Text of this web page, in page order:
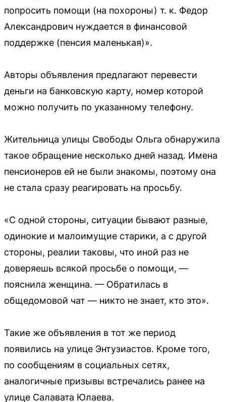
попросить помощи (на похороны) т. к. Федор
Александрович нуждается в финансовой
поддержке (пенсия маленькая)».
Авторы объявления предлагают перевести
деньги на банковскую карту, номер которой
можно получить по указанному телефону.
Жительница улицы Свободы Ольга обнаружила
такое обращение несколько дней назад. Имена
пенсионеров ей не были знакомы, поэтому она
не стала сразу реагировать на просьбу.
«С одной стороны, ситуации бывают разные,
одинокие и малоимущие старики, а с другой
стороны, реалии таковы, что иной раз не
доверяешь всякой просьбе о помощи, —
пояснила женщина. — Обратилась в
общедомовой чат — никто не знает, кто это».
Такие же объявления в тот же период
появились на улице Энтузиастов. Кроме того,
по сообщениям в социальных сетях,
аналогичные призывы встречались ранее на
улице Салавата Юлаева.